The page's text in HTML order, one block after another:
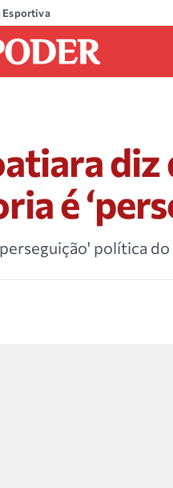
Esportiva
diz
é
política